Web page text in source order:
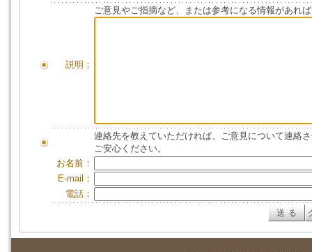
説明：
ご意見やご指摘など、または参考になる情報があれ
連絡先を教えていただければ、ご意見について連絡
ご安心ください。
お名前：
E-mail：
電話：